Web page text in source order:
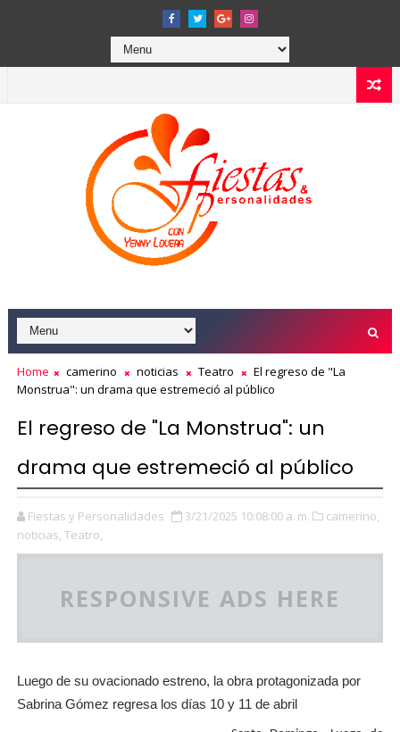
Home camerino noticias Teatro
El regreso de "La
Monstrua": un drama que estremeció al público
El regreso de "La Monstrua": un
drama que estremeció al público
Fiestas y Personalidades 3/21/2025 10:08:00 a. m.
camerino,
noticias, Teatro,
RESPONSIVE ADS HERE
Luego de su ovacionado estreno, la obra protagonizada por
Sabrina Gómez regresa los días 10 y 11 de abril